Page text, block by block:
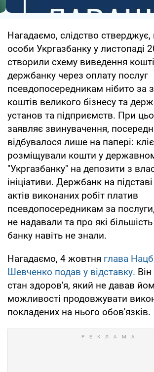
Нагадаємо, слідство
особи Укргазбанку у листопаді
створили схему виведення
держбанку через оплату послуг
псевдопосередникам нібито за
коштів великого бізнесу та
установ та підприємств. При
заявляє звинувачення,
відбувалося лише на папері:
розміщували кошти у
"Укргазбанку" на депозити з
ініціативи. Держбанк на
актів виконаних робіт платив
псевдопосередникам за послуги,
не надавали та про які більшість
банку навіть не знали.
Нагадаємо, 4 жовтня глава
Шевченко подав у відставку.
стан здоров'я, який не давав
можливості продовжувати
покладених на нього обов'язків.